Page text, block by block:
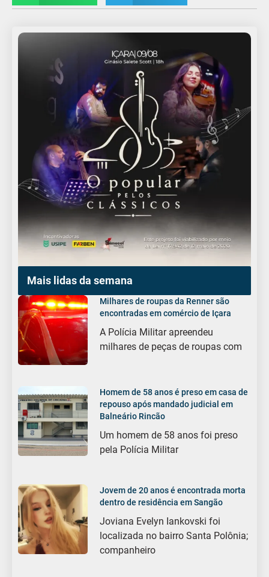
Mais lidas da semana
Milhares de roupas da Renner são
encontradas em comércio de Içara
A Polícia Militar apreendeu
milhares de peças de roupas com
Homem de 58 anos é preso em casa de
repouso após mandado judicial em
Balneário Rincão
Um homem de 58 anos foi preso
pela Polícia Militar
Jovem de 20 anos é encontrada morta
dentro de residência em Sangão
Joviana Evelyn Iankovski foi
localizada no bairro Santa Polônia;
companheiro